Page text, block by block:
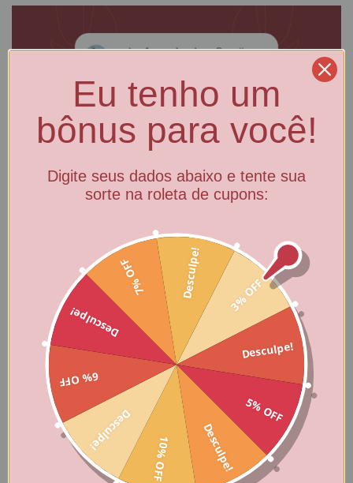
Produtos relacionados
10
Eu tenho um
bônus para você!
Digite seus dados abaixo e tente sua
sorte na roleta de cupons:
3% OFF
Desculpe!
5% OFF
Desculpe!
10% OFF
Desculpe!
6% OFF
Desculpe!
7% OFF Desculpe!